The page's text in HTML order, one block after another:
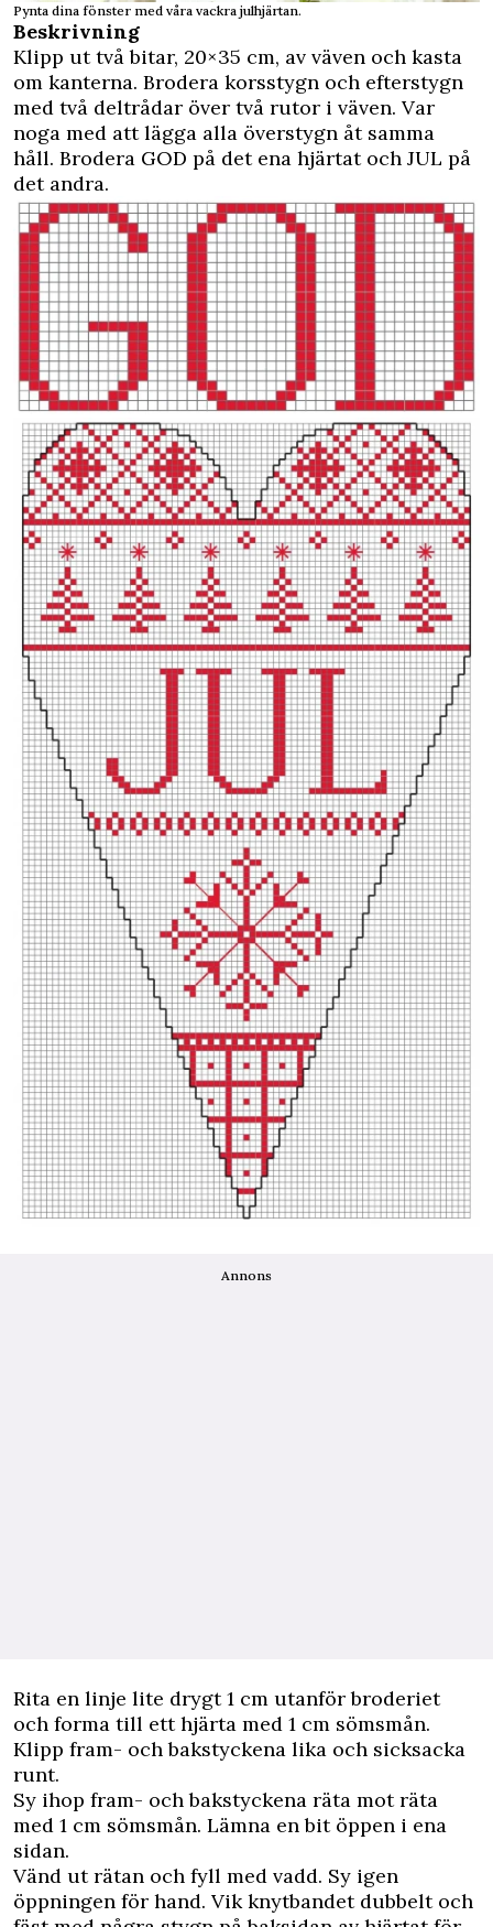
Pynta dina fönster med våra vackra julhjärtan.
Beskrivning
Klipp ut två bitar, 20×35 cm, av väven och kasta
om kanterna. Brodera korsstygn och efterstygn
med två deltrådar över två rutor i väven. Var
noga med att lägga alla överstygn åt samma
håll. Brodera GOD på det ena hjärtat och JUL på
det andra.
Annons
Rita en linje lite drygt 1 cm utanför broderiet
och forma till ett hjärta med 1 cm sömsmån.
Klipp fram- och bakstyckena lika och sicksacka
runt.
Sy ihop fram- och bakstyckena räta mot räta
med 1 cm sömsmån. Lämna en bit öppen i ena
sidan.
Vänd ut rätan och fyll med vadd. Sy igen
öppningen för hand. Vik knytbandet dubbelt och